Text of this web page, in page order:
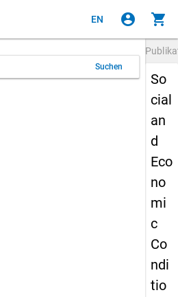
EN account_circle shopping_cart
Suchen
So
cial
an
d
Eco
no
mi
c
Co
ndi
tio